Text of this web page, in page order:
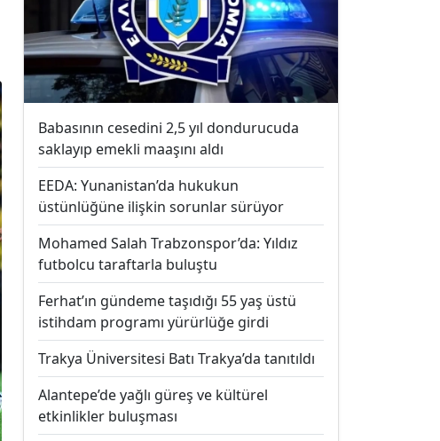
Babasının cesedini 2,5 yıl dondurucuda
saklayıp emekli maaşını aldı
EEDA: Yunanistan’da hukukun
üstünlüğüne ilişkin sorunlar sürüyor
Mohamed Salah Trabzonspor’da: Yıldız
futbolcu taraftarla buluştu
Ferhat’ın gündeme taşıdığı 55 yaş üstü
istihdam programı yürürlüğe girdi
Trakya Üniversitesi Batı Trakya’da tanıtıldı
Alantepe’de yağlı güreş ve kültürel
etkinlikler buluşması